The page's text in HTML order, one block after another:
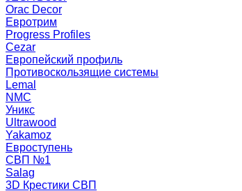
Orac Decor
Евротрим
Progress Profiles
Cezar
Европейский профиль
Противоскользящие системы
Lemal
NMC
Уникс
Ultrawood
Yakamoz
Евроступень
СВП №1
Salag
3D Крестики СВП